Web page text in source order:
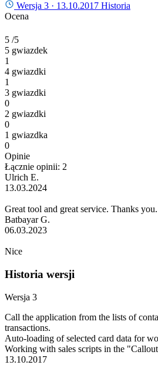
Wersja 3 · 13.10.2017 Historia
Ocena
5 /5
5 gwiazdek
1
4 gwiazdki
1
3 gwiazdki
0
2 gwiazdki
0
1 gwiazdka
0
Opinie
Łącznie opinii: 2
Ulrich E.
13.03.2024
Great tool and great service. Thanks you.
Batbayar G.
06.03.2023
Nice
Historia wersji
Wersja 3
Call the application from the lists of
transactions.
Auto-loading of selected card data for
Working with sales scripts in the
13.10.2017